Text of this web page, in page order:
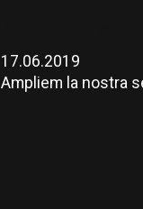
17.06.2019
Ampliem la nostra